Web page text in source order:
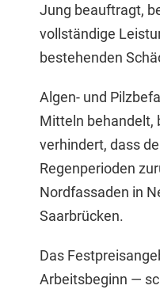
Jung beauftragt,
vollständige
bestehenden
Algen- und
Mitteln behandelt,
verhindert, dass
Regenperioden
Nordfassaden in
Saarbrücken.
Das
Arbeitsbeginn —